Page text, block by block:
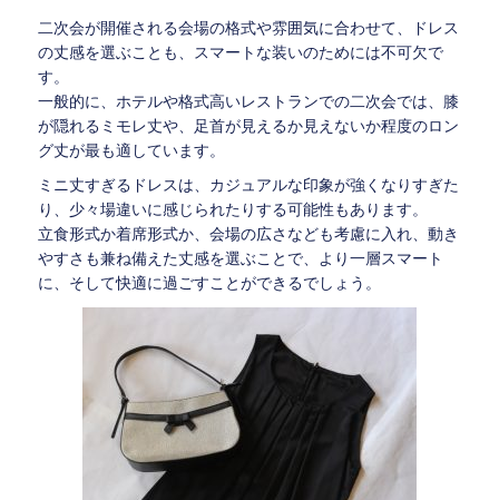
二次会が開催される会場の格式や雰囲気に合わせて、ドレス
の丈感を選ぶことも、スマートな装いのためには不可欠で
す。
一般的に、ホテルや格式高いレストランでの二次会では、膝
が隠れるミモレ丈や、足首が見えるか見えないか程度のロン
グ丈が最も適しています。
ミニ丈すぎるドレスは、カジュアルな印象が強くなりすぎた
り、少々場違いに感じられたりする可能性もあります。
立食形式か着席形式か、会場の広さなども考慮に入れ、動き
やすさも兼ね備えた丈感を選ぶことで、より一層スマート
に、そして快適に過ごすことができるでしょう。